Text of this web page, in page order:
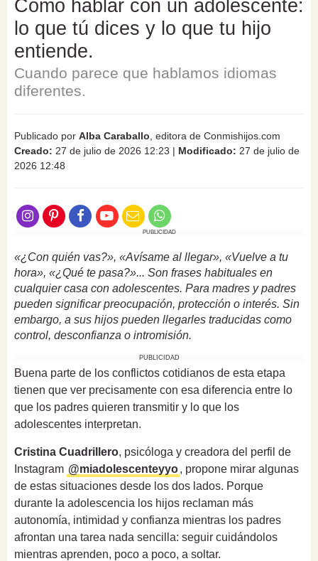
Cómo hablar con un adolescente:
lo que tú dices y lo que tu hijo
entiende.
Cuando parece que hablamos idiomas
diferentes.
Publicado por Alba Caraballo , editora de Conmishijos.com
Creado: 27 de julio de 2026 12:23 | Modificado: 27 de julio de
2026 12:48
PUBLICIDAD
«¿Con quién vas?», «Avísame al llegar», «Vuelve a tu
hora», «¿Qué te pasa?»... Son frases habituales en
cualquier casa con adolescentes. Para madres y padres
pueden significar preocupación, protección o interés. Sin
embargo, a sus hijos pueden llegarles traducidas como
control, desconfianza o intromisión.
PUBLICIDAD
Buena parte de los conflictos cotidianos de esta etapa
tienen que ver precisamente con esa diferencia entre lo
que los padres quieren transmitir y lo que los
adolescentes interpretan.
Cristina Cuadrillero, psicóloga y creadora del perfil de
Instagram @miadolescenteyyo, propone mirar algunas
de estas situaciones desde los dos lados. Porque
durante la adolescencia los hijos reclaman más
autonomía, intimidad y confianza mientras los padres
afrontan una tarea nada sencilla: seguir cuidándolos
mientras aprenden, poco a poco, a soltar.